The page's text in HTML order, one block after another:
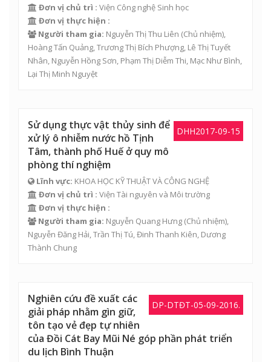
Đơn vị chủ trì : Viện Công nghệ Sinh học
Đơn vị thực hiện :
Người tham gia: Nguyễn Thị Thu Liên (Chủ nhiệm),
Hoàng Tấn Quảng,Trương Thị Bích Phượng, Lê Thị Tuyết
Nhân, Nguyễn Hồng Sơn, Phạm Thị Diễm Thi, Mạc Như Bình,
Lại Thị Minh Nguyệt
DHH2017-09-15
Sử dụng thực vật thủy sinh để
xử lý ô nhiễm nước hồ Tịnh
Tâm, thành phố Huế ở quy mô
phòng thí nghiệm
Lĩnh vực: KHOA HỌC KỸ THUẬT VÀ CÔNG NGHỆ
Đơn vị chủ trì : Viện Tài nguyên và Môi trường
Đơn vị thực hiện :
Người tham gia: Nguyễn Quang Hưng (Chủ nhiệm),
Nguyễn Đăng Hải,Trần Thị Tú,Đinh Thanh Kiên, Dương
Thành Chung
DP-DTĐT-05-09-2016.
Nghiên cứu đề xuất các
giải pháp nhằm gìn giữ,
tôn tạo vẻ đẹp tự nhiên
của Đồi Cát Bay Mũi Né góp phần phát triển
du lịch Bình Thuận